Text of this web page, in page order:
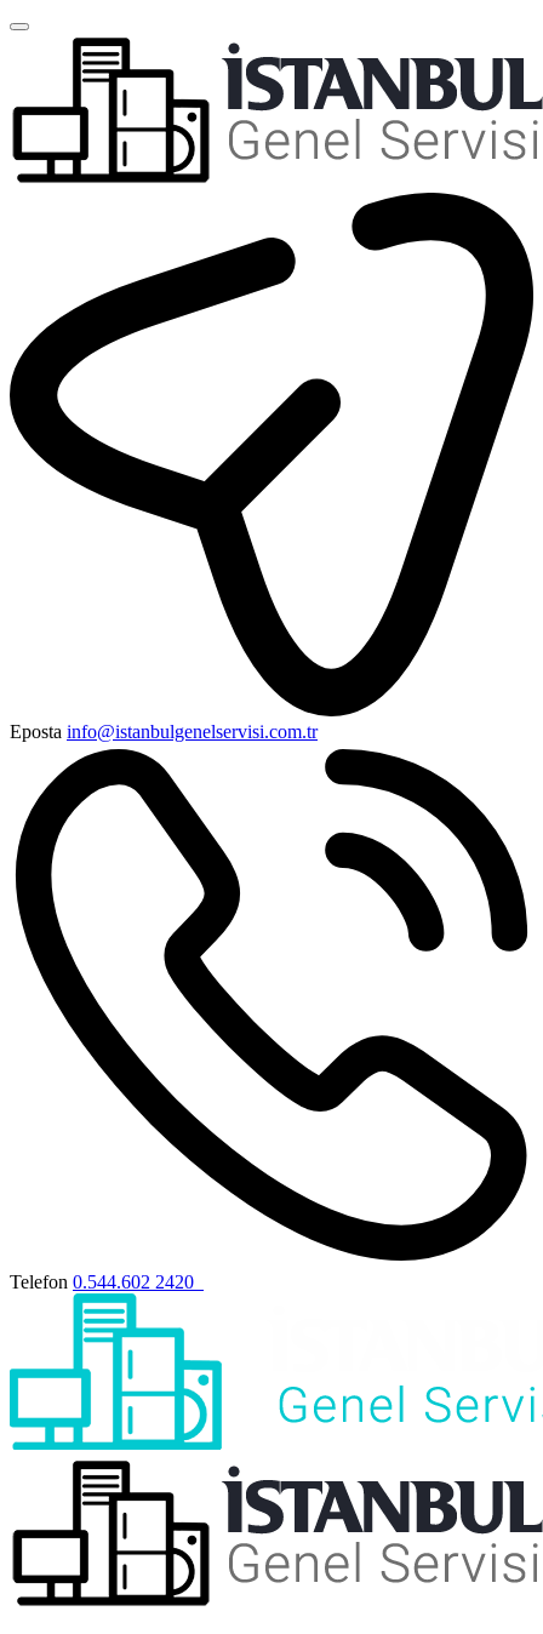
Eposta info@istanbulgenelservisi.com.tr
Telefon 0.544.602 2420